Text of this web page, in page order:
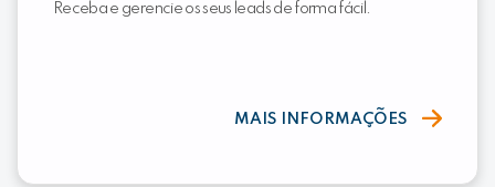
Receba e gerencie os seus leads de forma fácil.
MAIS INFORMAÇÕES